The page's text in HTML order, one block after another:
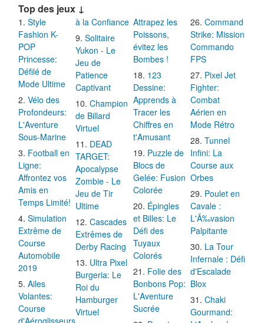
Top des jeux ↓
Style
Fashion K-
POP
Princesse:
Défilé de
Mode Ultime
Vélo des
Profondeurs:
L'Aventure
Sous-Marine
Football en
Ligne:
Affrontez vos
Amis en
Temps Limité!
Simulation
Extrême de
Course
Automobile
2019
Ailes
Volantes:
Course
d'Aéroglisseurs
à la Confiance
Solitaire
Yukon - Le
Jeu de
Patience
Captivant
Champion
de Billard
Virtuel
DEAD
TARGET:
Apocalypse
Zombie - Le
Jeu de Tir
Ultime
Cascades
Extrêmes de
Derby Racing
Ultra Pixel
Burgeria: Le
Roi du
Hamburger
Virtuel
Attrapez les
Poissons,
évitez les
Bombes !
123
Dessine:
Apprends à
Tracer les
Chiffres en
t'Amusant
Puzzle de
Blocs de
Gelée: Fusion
Colorée
Épingles
et Billes: Le
Défi des
Tuyaux
Colorés
Folie des
Bonbons Pop:
L'Aventure
Sucrée
Command
Strike: Mission
Commando
FPS
Pixel Jet
Fighter:
Combat
Aérien en
Mode Rétro
Tunnel
Infini: La
Course aux
Orbes
Poulet en
Cavale :
L'Ã‰vasion
Palpitante
La Tour
Infernale : Défi
d'Escalade
Blox
Chaki
Gourmand: